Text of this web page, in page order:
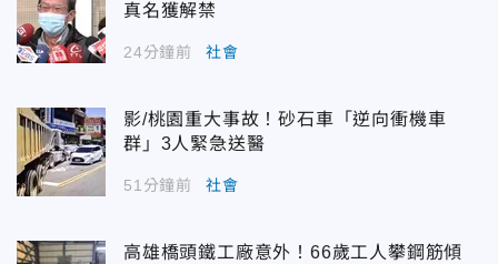
真名獲解禁
24分鐘前 社會
影/桃園重大事故！砂石車「逆向衝機車
群」3人緊急送醫
51分鐘前 社會
高雄橋頭鐵工廠意外！66歲工人攀鋼筋傾